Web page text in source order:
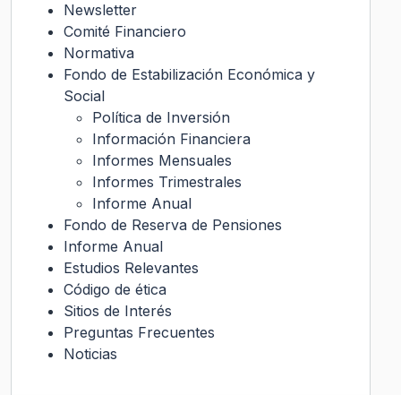
Newsletter
Comité Financiero
Normativa
Fondo de Estabilización Económica y
Social
Política de Inversión
Información Financiera
Informes Mensuales
Informes Trimestrales
Informe Anual
Fondo de Reserva de Pensiones
Informe Anual
Estudios Relevantes
Código de ética
Sitios de Interés
Preguntas Frecuentes
Noticias